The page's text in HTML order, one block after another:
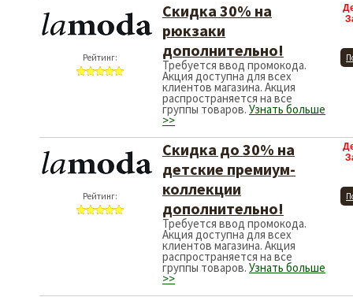
Рейтинг:
Скидка 30% на
рюкзаки
дополнительно!
Требуется ввод промокода.
Акция доступна для всех
клиентов магазина. Акция
распространяется на все
группы товаров. Узнать больше
>>
Рейтинг:
Скидка до 30% на
детские премиум-
коллекции
дополнительно!
Требуется ввод промокода.
Акция доступна для всех
клиентов магазина. Акция
распространяется на все
группы товаров. Узнать больше
>>